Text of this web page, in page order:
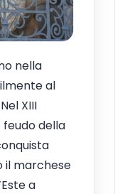
nella
al
XIII
della
il marchese
a